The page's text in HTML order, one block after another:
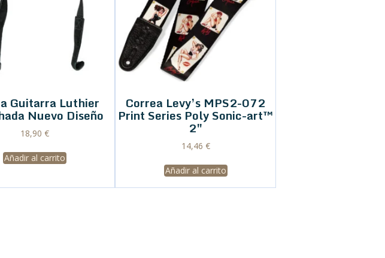
Guitarra Luthier
Nuevo Diseño
18,90 €
Añadir al carrito
Correa Levy’s MPS2-072
Print Series Poly Sonic-art™
2″
14,46 €
Añadir al carrito